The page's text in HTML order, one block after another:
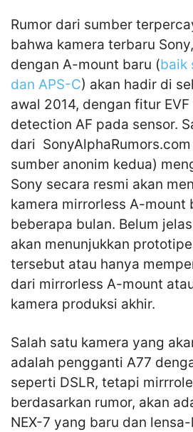
Rumor dari sumber
bahwa kamera terbaru
dengan A-mount baru (baik
dan APS-C) akan hadir di
awal 2014, dengan fitur
detection AF pada sensor.
dari
sumber anonim kedua)
Sony secara resmi akan
kamera mirrorless A-mount
beberapa bulan. Belum
akan menunjukkan
tersebut atau hanya
dari mirrorless A-mount
kamera produksi akhir.
Salah satu kamera yang
adalah pengganti A77
seperti DSLR, tetapi
berdasarkan rumor, akan
NEX-7 yang baru dan